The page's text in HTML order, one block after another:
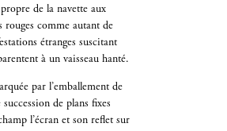
de la navette aux
rouges comme autant de
étranges suscitant
à un vaisseau hanté.
par l’emballement de
de plans fixes
l’écran et son reflet sur